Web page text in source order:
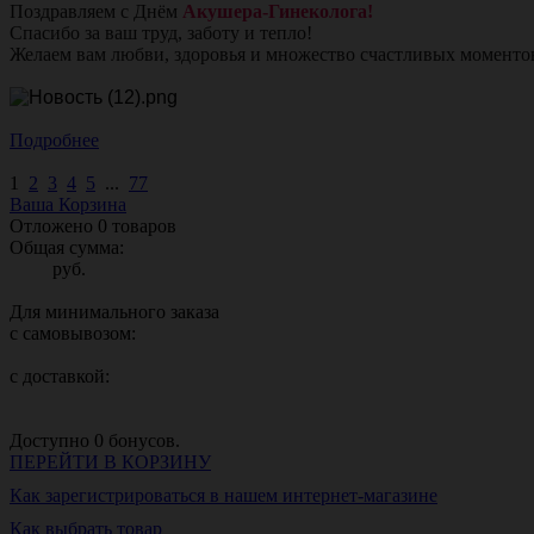
Поздравляем с Днём Акушера-Гинеколога!
Спасибо за ваш труд, заботу и тепло!
Желаем вам любви, здоровья и множество счастливых
Подробнее
1 2 3 4 5 ... 77
Ваша Корзина
Отложено 0 товаров
Общая сумма:
руб.
Для минимального заказа
с самовывозом:
с доставкой:
Доступно 0 бонусов.
ПЕРЕЙТИ В КОРЗИНУ
Как зарегистрироваться в нашем интернет-магазине
Как выбрать товар